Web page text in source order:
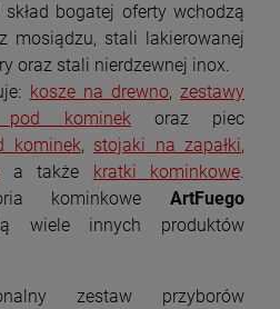
BRIO NA ŁAWIE
16 499,00 zł
14 849,10 zł
P9 (8 kW) ECO
szt.
bogatej oferty wchodzą
mosiądzu, stali lakierowanej
oraz stali nierdzewnej inox.
kosze na drewno,zestawy
pod kominekoraz piec
kominek, stojaki na zapałki,
a także kratki kominkowe.
kominkowe ArtFuego
wiele innych produktów
zestaw przyborów